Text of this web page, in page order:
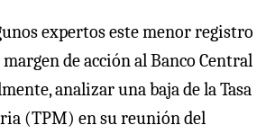
expertos este menor registro
de acción al Banco Central
analizar una baja de la Tasa
(TPM) en su reunión del